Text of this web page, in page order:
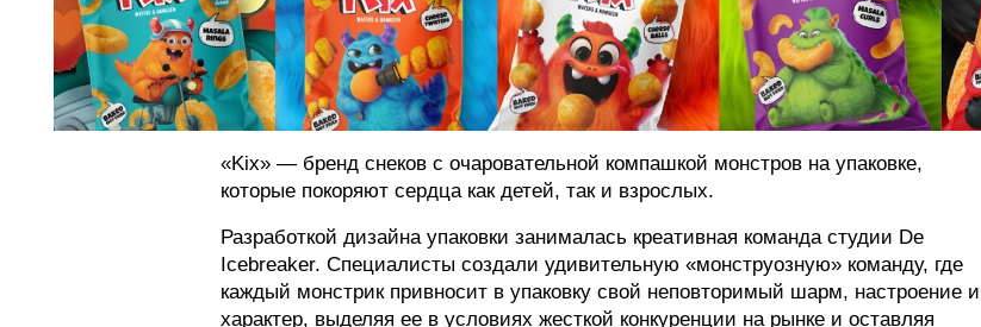
«Kix» — бренд снеков с очаровательной компашкой монстров на упаковке,
которые покоряют сердца как детей, так и взрослых.
Разработкой дизайна упаковки занималась креативная команда студии De
Icebreaker. Специалисты создали удивительную «монструозную» команду, где
каждый монстрик привносит в упаковку свой неповторимый шарм, настроение и
характер, выделяя ее в условиях жесткой конкуренции на рынке и оставляя